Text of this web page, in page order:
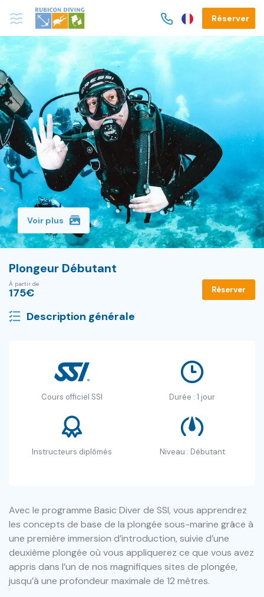
Réserver
Voir plus
Plongeur Débutant
Réserver
À partir de
175€
Description générale
Cours officiel SSI Durée : 1 jour
Instructeurs diplômés Niveau : Débutant
Avec le programme Basic Diver de SSI, vous apprendrez
les concepts de base de la plongée sous-marine grâce à
une première immersion d’introduction, suivie d’une
deuxième plongée où vous appliquerez ce que vous avez
appris dans l’un de nos magnifiques sites de plongée,
jusqu’à une profondeur maximale de 12 mètres.